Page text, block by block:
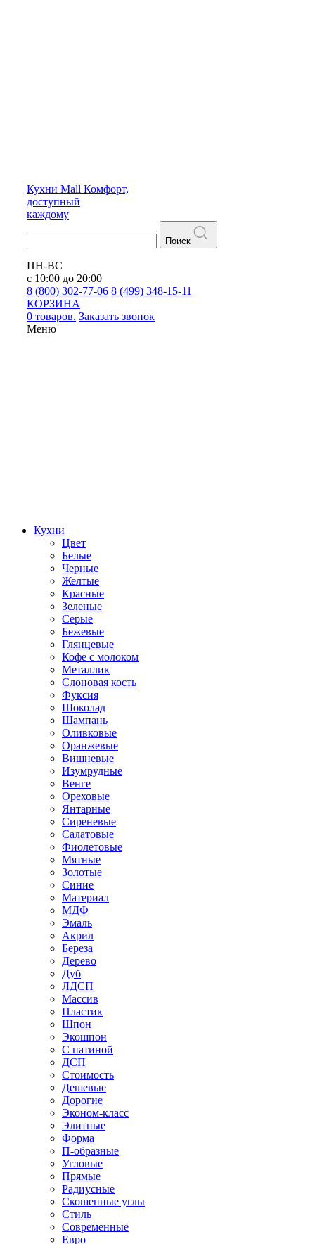
Кухни Mall Комфорт,
доступный
каждому
Поиск
ПН-ВС
с 10:00 до 20:00
8 (800) 302-77-06 8 (499) 348-15-11
КОРЗИНА
0 товаров. Заказать звонок
Меню
Кухни
Цвет
Белые
Черные
Желтые
Красные
Зеленые
Серые
Бежевые
Глянцевые
Кофе с молоком
Металлик
Слоновая кость
Фуксия
Шоколад
Шампань
Оливковые
Оранжевые
Вишневые
Изумрудные
Венге
Ореховые
Янтарные
Сиреневые
Салатовые
Фиолетовые
Мятные
Золотые
Синие
Материал
МДФ
Эмаль
Акрил
Береза
Дерево
Дуб
ЛДСП
Массив
Пластик
Шпон
Экошпон
С патиной
ДСП
Стоимость
Дешевые
Дорогие
Эконом-класс
Элитные
Форма
П-образные
Угловые
Прямые
Радиусные
Скошенные углы
Стиль
Современные
Евро